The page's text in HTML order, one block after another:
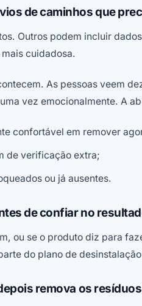
de caminhos que
Outros podem incluir
cuidadosa.
As pessoas veem
vez emocionalmente. A
confortável em remover
de verificação extra;
ou já ausentes.
de confiar no
ou se o produto diz para
do plano de
remova os